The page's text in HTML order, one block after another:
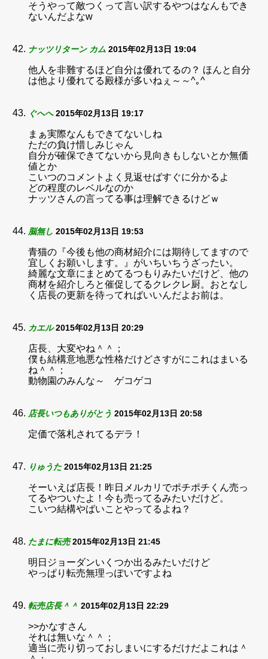
そうやって敵つくって言い訳するやつはなんもでき
ないんだよなw
ナッツリターン カム 2015年02月13日 19:04
他人を非難するほど自分は優れてるの？ ほんと自分
は他より優れてる殿様が多いねぇ～～^｡^
ぐへへ 2015年02月13日 19:17
まぁ実際なんもできてないしね
ただの負け惜しみじゃん
自分が確保できてないから見向きもしないとか無価
値とか
こいつのコメントよく見返せばすぐに分かるよ
どの程度のレベルなのか
ナッツさんの言ってる事は理解できるけどｗ
脳無し 2015年02月13日 19:53
青猫の『今後も他の商材紹介には期待してますので
宜しくお願いします。』がいちいちうざったい。
綺麗な文章にまとめてるつもりみたいだけど、他の
商材を紹介しろと催促してるクレクレ厨。おとなし
く店長の更新を待ってればいいんだよお前は。
カエル 2015年02月13日 20:29
店長、大変やね＾＾；
僕も結構意地悪な性格だけどさすがにこれはまいる
ね＾＾；
動物園のみんな～ ゲコゲコ
店長いつもありがとう 2015年02月13日 20:58
定価で落札されてるデラ！
りゅうた 2015年02月13日 21:25
そーいえば店長！昨日メルカリでポチポチくん売っ
てるやついたよ！今も売ってるみたいだけど。
こいつ結構やばいことやってるよね？
たまに転売 2015年02月13日 21:45
明日ジョーダンいくつか出るみたいだけど
やっぱり転売無理っぽいですよね
転売店長＾＾ 2015年02月13日 22:29
>>かなすさん
それは無いな＾＾；
適当に売り切っておしまいにするだけだよこれは＾